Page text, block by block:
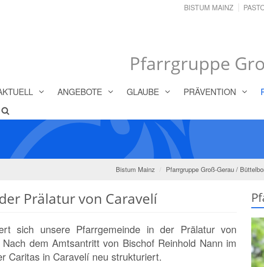
Pfarrgruppe
BISTUM MAINZ
ANGEBOTE GLAUBE PRÄVENTION
Bistum Mainz Pfarrgruppe Groß-Gerau /
Prälatur von Caravelí
sich unsere Pfarrgemeinde in der Prälatur von
dem Amtsantritt von Bischof Reinhold Nann im
Caritas in Caravelí neu strukturiert.